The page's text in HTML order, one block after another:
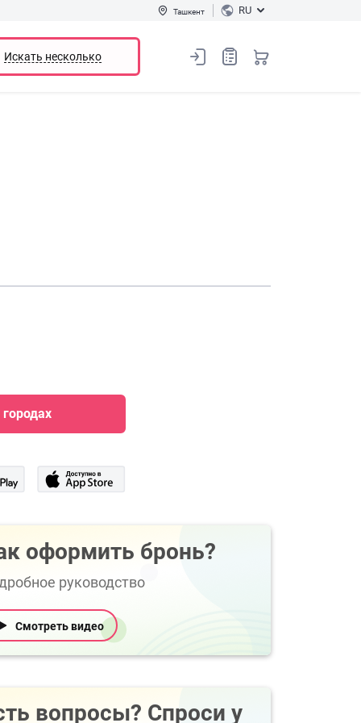
Ташкент RU
Искать несколько
оформить бронь?
руководство
Смотреть видео
вопросы? Спроси у